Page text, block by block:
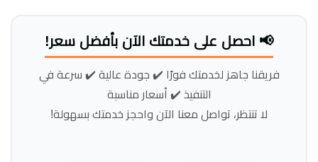
📢 احصل على خدمتك الآن بأفضل سعر!
فريقنا جاهز لخدمتك فورًا ✔️ جودة عالية ✔️ سرعة في
التنفيذ ✔️ أسعار مناسبة
لا تنتظر، تواصل معنا الآن واحجز خدمتك بسهولة!